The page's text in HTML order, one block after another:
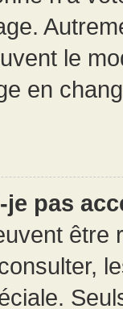
le
en
pas
être